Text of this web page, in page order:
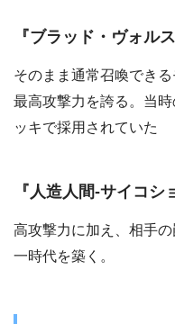
『ブラッド・ヴォル
そのまま通常召喚でき
最高攻撃力を誇る。当
ッキで採用されていた
『人造人間-サイコシ
高攻撃力に加え、相手
一時代を築く。